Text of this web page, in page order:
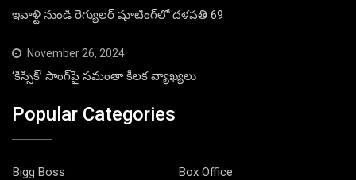
ఇవాళ్టి నుండి రెగ్యులర్ షూటింగ్‌లో దళపతి 69
November 26, 2024
‘కిస్సిక్’ సాంగ్‌పై సమంతా కీలక వ్యాఖ్యలు
Popular Categories
Bigg Boss
Box Office